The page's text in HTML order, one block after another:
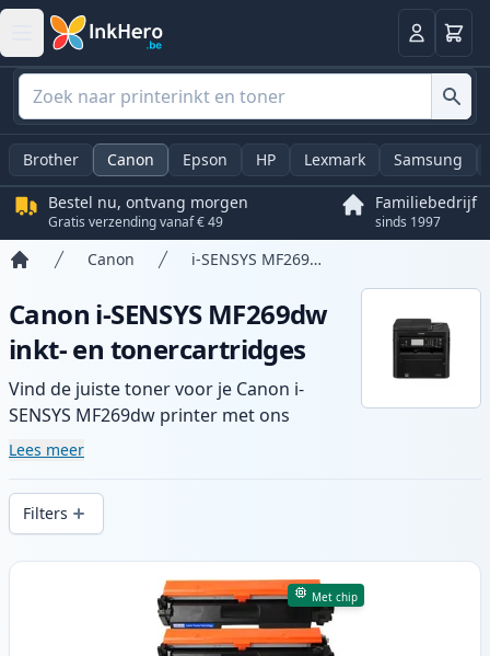
Log in
Brother Canon Epson HP Lexmark Samsung
Bestel nu, ontvang morgen
Gratis verzending vanaf € 49
Familiebedrijf
sinds 1997
Canon i-SENSYS MF269dw
Canon i-SENSYS MF269dw
inkt- en tonercartridges
Vind de juiste toner voor je Canon i-
SENSYS MF269dw printer met ons
assortiment compatibele en high-yield
printkwaliteit en snelle levering vanuit
lokale voorraad in .
Lees meer
Filters
Producten
Met chip